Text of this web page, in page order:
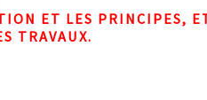
ET LES PRINCIPES,
TRAVAUX.